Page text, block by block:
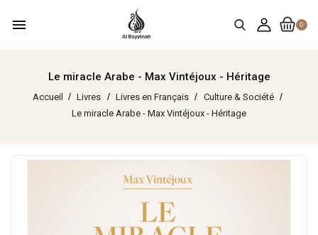
0
menu
Le miracle Arabe - Max Vintéjoux - Héritage
Accueil Livres Livres en Français
Culture & Société
Le miracle Arabe - Max Vintéjoux - Héritage